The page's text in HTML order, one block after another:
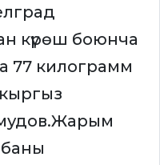
күрөш боюнча
77 килограмм